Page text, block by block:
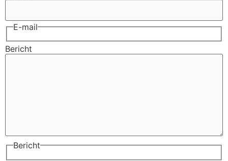
E-mail
Bericht
Bericht